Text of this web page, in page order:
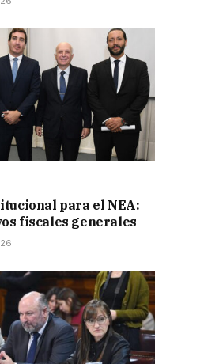
para el NEA:
fiscales generales